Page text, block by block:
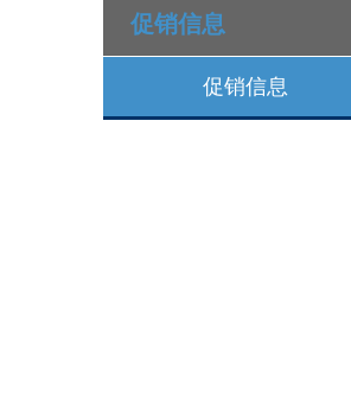
促销信息
促销信息